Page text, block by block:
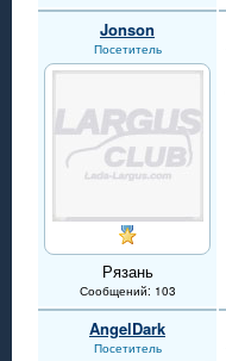
Jonson
Посетитель
Рязань
Сообщений: 103
AngelDark
Посетитель